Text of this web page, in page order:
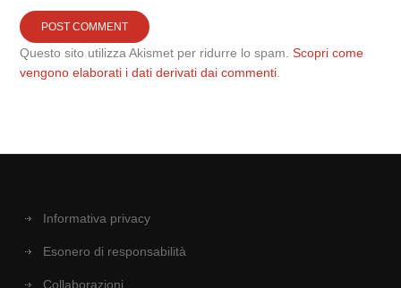
Questo sito utilizza Akismet per ridurre lo spam.Scopri come
vengono elaborati i dati derivati dai commenti
Informativa privacy
Esonero di responsabilità
Collaborazioni